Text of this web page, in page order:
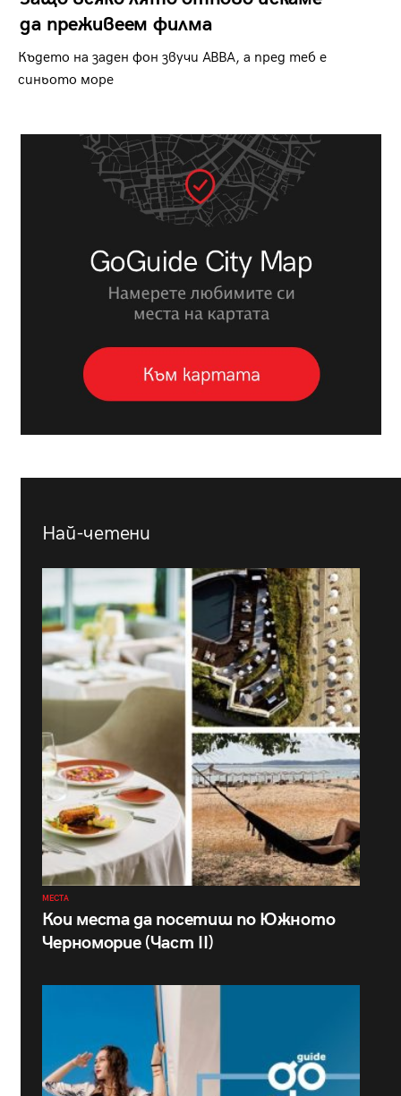
да преживеем филма
Където на заден фон звучи ABBA, а пред теб е
синьото море
Най-четени
МЕСТА
Кои места да посетиш по Южното
Черноморие (Част II)